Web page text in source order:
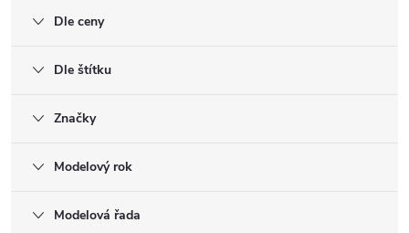
Dle ceny
Dle štítku
Značky
Modelový rok
Modelová řada